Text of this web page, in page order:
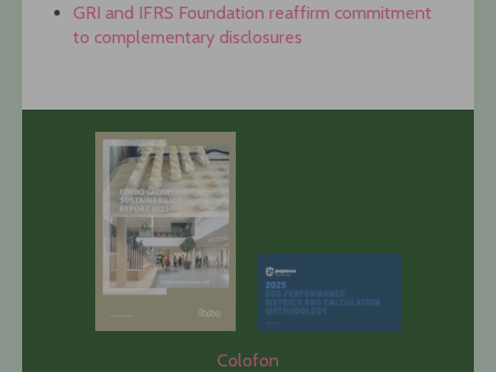
GRI and IFRS Foundation reaffirm commitment
to complementary disclosures
Colofon